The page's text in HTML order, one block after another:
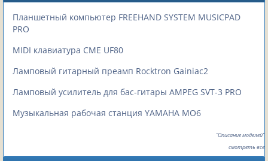
Планшетный компьютер FREEHAND SYSTEM MUSICPAD
PRO
MIDI клавиатура CME UF80
Ламповый гитарный преамп Rocktron Gainiac2
Ламповый усилитель для бас-гитары AMPEG SVT-3 PRO
Музыкальная рабочая станция YAMAHA MO6
"Описание моделей"
смотреть все